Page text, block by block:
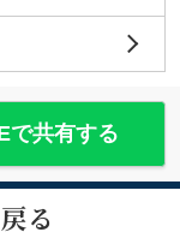
で共有する
る